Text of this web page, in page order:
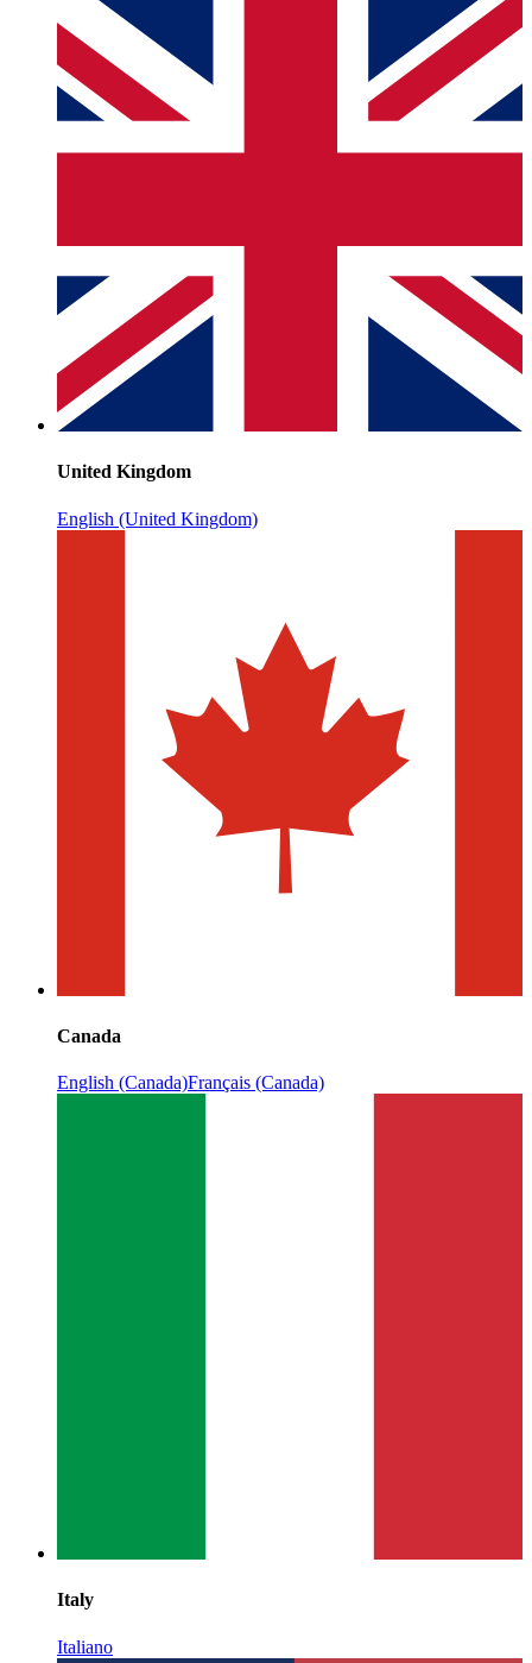
United Kingdom
English (United Kingdom)
Canada
English (Canada)Français (Canada)
Italy
Italiano